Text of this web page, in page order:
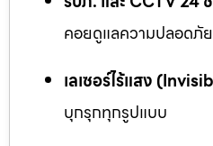
คอยดูแลความปลอดภั
เลเซอร์ไร้แสง
บุกรุกทุกรูปแบบ